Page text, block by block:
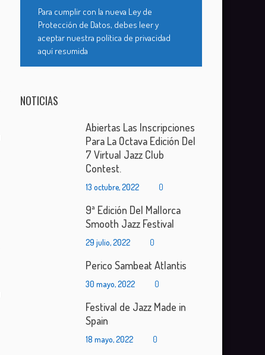
Para cumplir con la nueva Ley de
Protección de Datos, debes leer y
aceptar nuestra política de privacidad
aquí resumida
NOTICIAS
Abiertas Las Inscripciones
Para La Octava Edición Del
7 Virtual Jazz Club
Contest.
13 octubre, 2022 0
9ª Edición Del Mallorca
Smooth Jazz Festival
29 julio, 2022 0
Perico Sambeat Atlantis
30 mayo, 2022 0
Festival de Jazz Made in
Spain
18 mayo, 2022 0